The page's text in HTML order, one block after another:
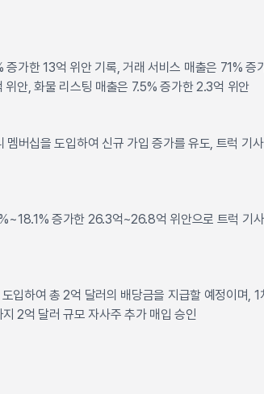
증가한 13억 위안 기록, 거래 서비스 매출은 71% 증
안, 화물 리스팅 매출은 7.5% 증가한 2.3억 위안
버십을 도입하여 신규 가입 증가를 유도, 트럭 기
증가한 26.3억~26.8억 위안으로 트럭 기
입하여 총 2억 달러의 배당금을 지급할 예정이며, 1
2억 달러 규모 자사주 추가 매입 승인